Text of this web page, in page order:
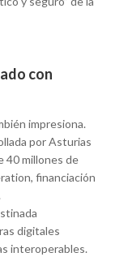
con
impresiona.
por Asturias
40 millones de
financiación
digitales
interoperables.